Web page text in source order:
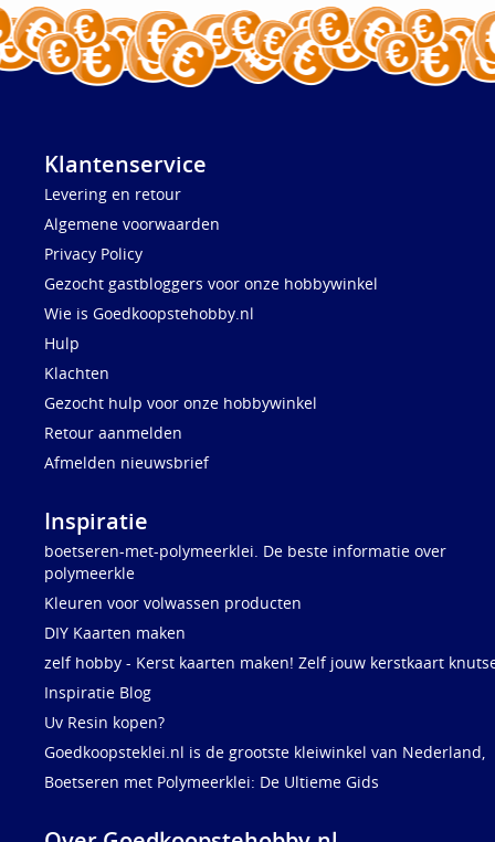
Klantenservice
Levering en retour
Algemene voorwaarden
Privacy Policy
Gezocht gastbloggers voor onze hobbywinkel
Wie is Goedkoopstehobby.nl
Hulp
Klachten
Gezocht hulp voor onze hobbywinkel
Retour aanmelden
Afmelden nieuwsbrief
Inspiratie
boetseren-met-polymeerklei. De beste informatie over
polymeerkle
Kleuren voor volwassen producten
DIY Kaarten maken
zelf hobby - Kerst kaarten maken! Zelf jouw kerstkaart
Inspiratie Blog
Uv Resin kopen?
Goedkoopsteklei.nl is de grootste kleiwinkel van Nederland,
Boetseren met Polymeerklei: De Ultieme Gids